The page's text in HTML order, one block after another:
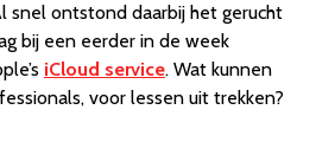
snel ontstond daarbij het gerucht
bij een eerder in de week
iCloud service. Wat kunnen
voor lessen uit trekken?